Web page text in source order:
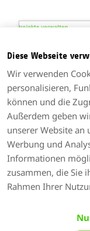
Diese Webseite
Wir verwenden
personalisieren,
können und die
Außerdem geben
unserer Website an
Werbung und
Informationen
zusammen, die Sie
Rahmen Ihrer
Kleine